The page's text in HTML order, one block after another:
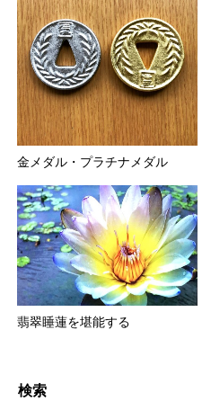
金メダル・プラチナメダル
翡翠睡蓮を堪能する
検索